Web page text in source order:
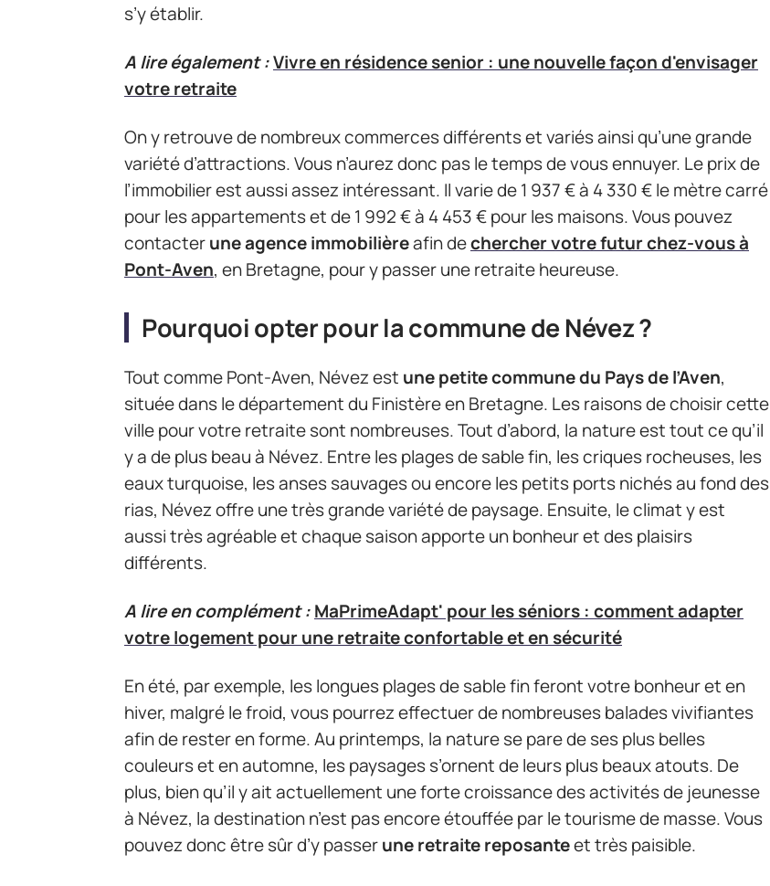
s’y établir.
A lire également :Vivre en résidence senior : une nouvelle façon d'envisager
votre retraite
On y retrouve de nombreux commerces différents et variés ainsi qu’une grande
variété d’attractions. Vous n’aurez donc pas le temps de vous ennuyer. Le prix de
l’immobilier est aussi assez intéressant. Il varie de 1 937 € à 4 330 € le mètre carré
pour les appartements et de 1 992 € à 4 453 € pour les maisons. Vous pouvez
contacterune agence immobilièreafin dechercher votre futur chez-vous à
Pont-Aven, en Bretagne, pour y passer une retraite heureuse.
Pourquoi opter pour la commune de Névez ?
Tout comme Pont-Aven, Névez est une petite commune du Pays de l’Aven,
située dans le département du Finistère en Bretagne. Les raisons de choisir cette
ville pour votre retraite sont nombreuses. Tout d’abord, la nature est tout ce qu’il
y a de plus beau à Névez. Entre les plages de sable fin, les criques rocheuses, les
eaux turquoise, les anses sauvages ou encore les petits ports nichés au fond des
rias, Névez offre une très grande variété de paysage. Ensuite, le climat y est
aussi très agréable et chaque saison apporte un bonheur et des plaisirs
différents.
A lire en complément :MaPrimeAdapt' pour les séniors : comment adapter
votre logement pour une retraite confortable et en sécurité
En été, par exemple, les longues plages de sable fin feront votre bonheur et en
hiver, malgré le froid, vous pourrez effectuer de nombreuses balades vivifiantes
afin de rester en forme. Au printemps, la nature se pare de ses plus belles
couleurs et en automne, les paysages s’ornent de leurs plus beaux atouts. De
plus, bien qu’il y ait actuellement une forte croissance des activités de jeunesse
à Névez, la destination n’est pas encore étouffée par le tourisme de masse. Vous
pouvez donc être sûr d’y passerune retraite reposanteet très paisible.